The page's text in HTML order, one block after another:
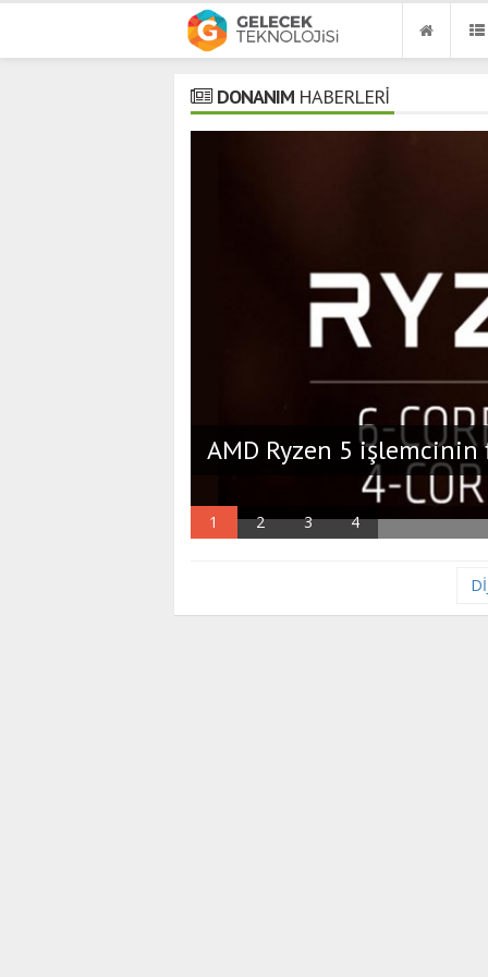
DONANIMHABERLERİ
AMD Ryzen 5 işlemcinin
1 2 3 4